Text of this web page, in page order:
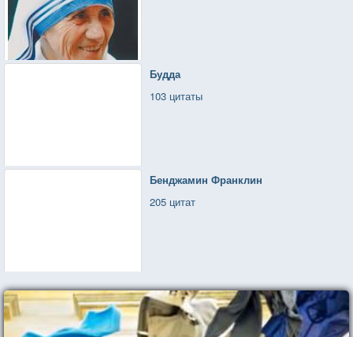
Будда
103 цитаты
Бенджамин Франклин
205 цитат